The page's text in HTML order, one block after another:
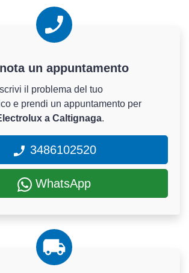
un appuntamento
il problema del tuo
e prendi un appuntamento per
a Caltignaga.
3486102520
WhatsApp